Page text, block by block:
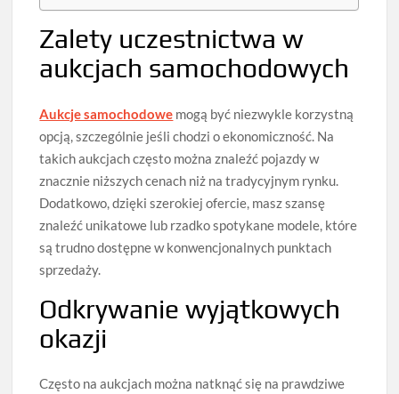
Zalety uczestnictwa w
aukcjach samochodowych
Aukcje samochodowe mogą być niezwykle korzystną
opcją, szczególnie jeśli chodzi o ekonomiczność. Na
takich aukcjach często można znaleźć pojazdy w
znacznie niższych cenach niż na tradycyjnym rynku.
Dodatkowo, dzięki szerokiej ofercie, masz szansę
znaleźć unikatowe lub rzadko spotykane modele, które
są trudno dostępne w konwencjonalnych punktach
sprzedaży.
Odkrywanie wyjątkowych
okazji
Często na aukcjach można natknąć się na prawdziwe